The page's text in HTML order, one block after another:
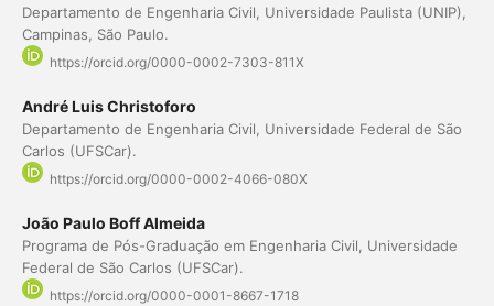
Departamento de Engenharia Civil, Universidade Paulista (UNIP),
Campinas, São Paulo.
https://orcid.org/0000-0002-7303-811X
André Luis Christoforo
Departamento de Engenharia Civil, Universidade Federal de São
Carlos (UFSCar).
https://orcid.org/0000-0002-4066-080X
João Paulo Boff Almeida
Programa de Pós-Graduação em Engenharia Civil, Universidade
Federal de São Carlos (UFSCar).
https://orcid.org/0000-0001-8667-1718